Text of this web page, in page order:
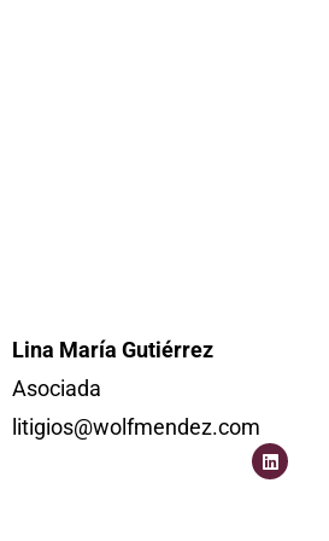
Lina María Gutiérrez
Asociada
litigios@wolfmendez.com
L
i